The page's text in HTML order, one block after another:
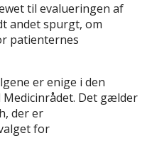
til evalueringen af
andet spurgt, om
patienternes
er enige i den
Det gælder
der er
for